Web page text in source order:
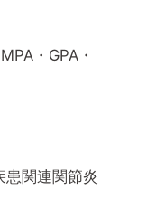
・GPA・
患関連関節炎